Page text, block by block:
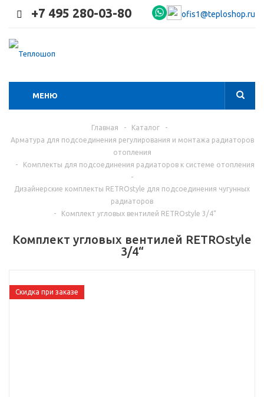
+7 495 280-03-80 ofis1@teploshop.ru
МЕНЮ
Главная - Каталог
-
Арматура для подсоединения регулирования и монтажа радиаторов
отопления
-
Комплекты для подсоединения радиаторов к системе отопления
-
Дизайнерские комплекты RETROstyle для подсоединения чугунных
радиаторов
-
Комплект угловых вентилей RETROstyle 3/4“
Комплект угловых вентилей RETROstyle
3/4“
Скидка при заказе